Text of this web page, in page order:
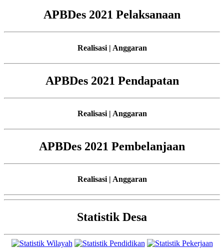
APBDes 2021 Pelaksanaan
Realisasi | Anggaran
APBDes 2021 Pendapatan
Realisasi | Anggaran
APBDes 2021 Pembelanjaan
Realisasi | Anggaran
Statistik Desa